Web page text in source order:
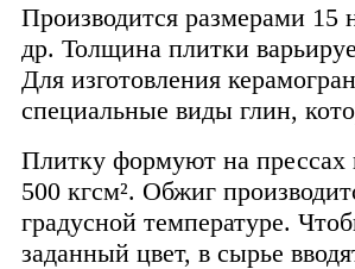
Производится размерами 15
др. Толщина плитки
Для изготовления
специальные виды глин,
Плитку формуют на прессах
500 кгсм². Обжиг
градусной температуре.
заданный цвет, в сырье